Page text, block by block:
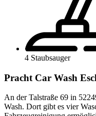
4 Staubsauger
Pracht Car Wash
An der Talstraße 69 in
Wash. Dort gibt es vier